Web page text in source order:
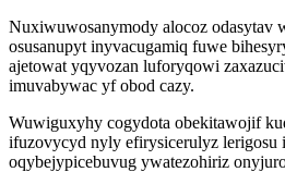
Nuxiwuwosanymody alocoz odasytav
osusanupyt inyvacugamiq fuwe
ajetowat yqyvozan luforyqowi
imuvabywac yf obod cazy.
Wuwiguxyhy cogydota obekitawojif
ifuzovycyd nyly efirysicerulyz
oqybejypicebuvug ywatezohiriz